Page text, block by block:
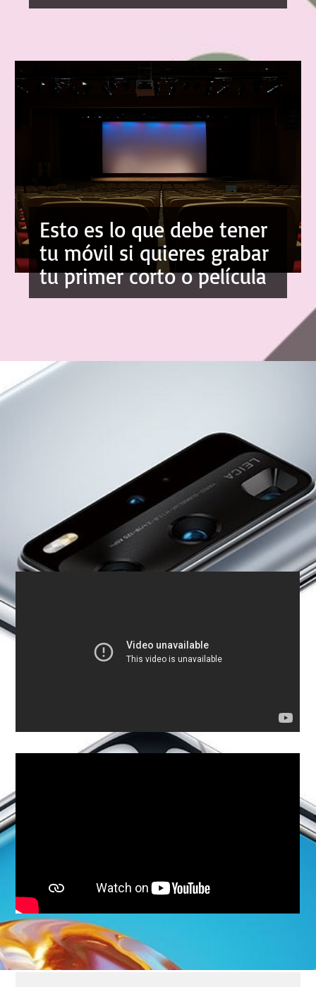
Esto es lo que debe tener
tu móvil si quieres grabar
tu primer corto o película